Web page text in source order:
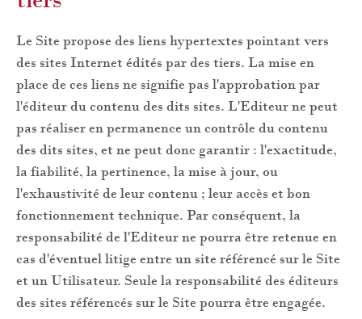
Le Site propose des liens hypertextes pointant vers
des sites Internet édités par des tiers. La mise en
place de ces liens ne signifie pas l'approbation par
l'éditeur du contenu des dits sites. L'Editeur ne peut
pas réaliser en permanence un contrôle du contenu
des dits sites, et ne peut donc garantir : l'exactitude,
la fiabilité, la pertinence, la mise à jour, ou
l'exhaustivité de leur contenu ; leur accès et bon
fonctionnement technique. Par conséquent, la
responsabilité de l'Editeur ne pourra être retenue en
cas d'éventuel litige entre un site référencé sur le Site
et un Utilisateur. Seule la responsabilité des éditeurs
des sites référencés sur le Site pourra être engagée.